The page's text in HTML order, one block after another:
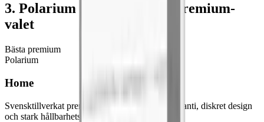
3. Polarium Home — Bästa premium-
valet
Bästa premium
Polarium
Home
Svensktillverkat premium-batteri med 15 års garanti, diskret design
och stark hållbarhetsprofil.